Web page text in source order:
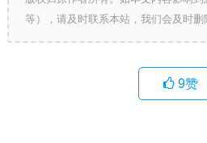
等），请及时联系本站，我们会及时删
9赞